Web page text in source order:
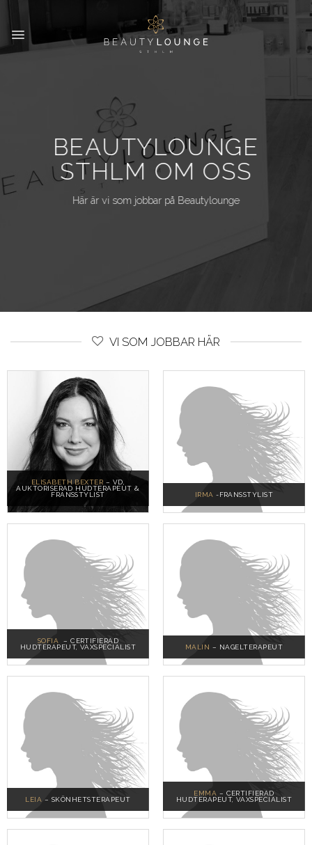
content
BEAUTYLOUNGE
STHLM OM OSS
Här är vi som jobbar på Beautylounge
VI SOM JOBBAR HÄR
ELISABETH BEXTER – VD,
AUKTORISERAD HUDTERAPEUT &
FRANSSTYLIST
SOFIA
– CERTIFIERAD
HUDTERAPEUT, VAXSPECIALIST
LEIA – SKÖNHETSTERAPEUT
IRMA-FRANSSTYLIST
MALIN – NAGELTERAPEUT
EMMA – CERTIFIERAD
HUDTERAPEUT, VAXSPECIALIST